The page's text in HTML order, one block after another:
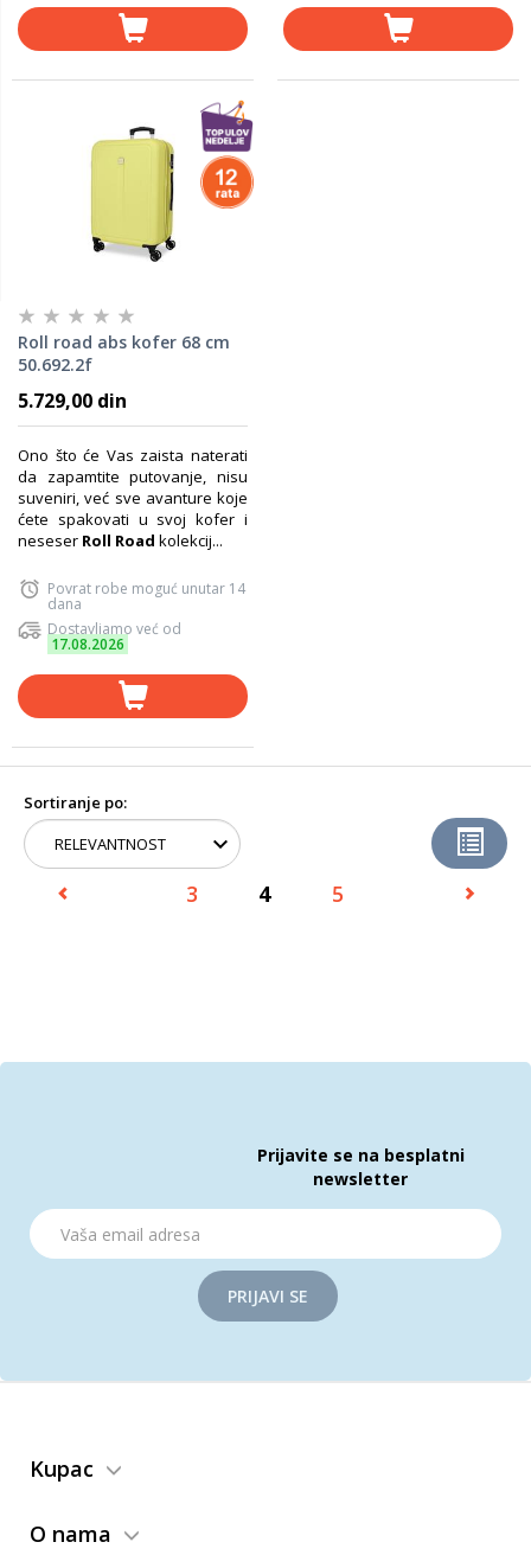
Roll road abs kofer 68 cm
50.692.2f
5.729,00 din
Ono što će Vas zaista naterati
da zapamtite putovanje, nisu
suveniri, već sve avanture koje
ćete spakovati u svoj kofer i
neseser Roll Road kolekcij...
Povrat robe moguć unutar 14
dana
Dostavljamo već od
17.08.2026
Sortiranje po:
3 4 5
Prijavite se na besplatni
newsletter
PRIJAVI SE
Kupac
O nama